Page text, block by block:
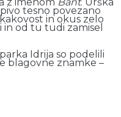
tesno povezano
in okus zelo
in od tu tudi zamisel
Idrija so podelili
blagovne znamke –